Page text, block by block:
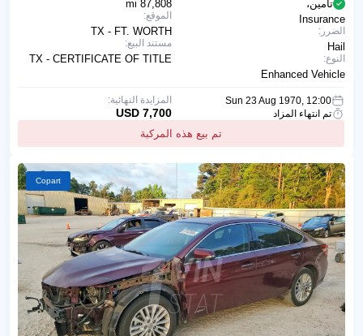
87,808 mi
الموقع:
TX - FT. WORTH
مستند البيع:
TX - CERTIFICATE OF TITLE
تأمين،
Insurance
الضرر:
Hail
النوع:
Enhanced Vehicle
Sun 23 Aug 1970, 12:00
تم انتهاء المزاد
تم بيع هذه المركبة
المزايدة النهائية:
7,700 USD
Copart